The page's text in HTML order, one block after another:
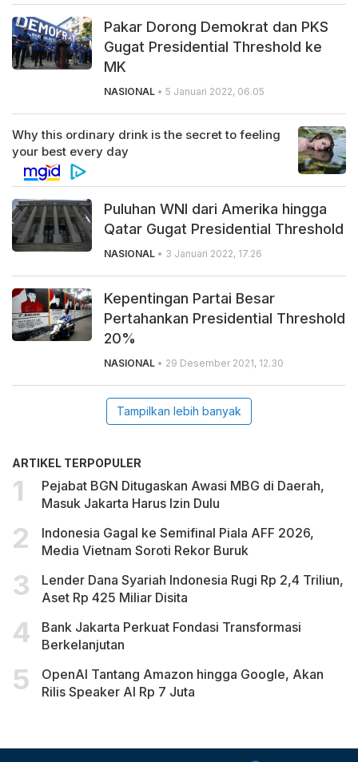
Pakar Dorong Demokrat dan PKS
Gugat Presidential Threshold ke
MK
NASIONAL • 5 Januari 2022, 06.05
Puluhan WNI dari Amerika hingga
Qatar Gugat Presidential Threshold
NASIONAL • 3 Januari 2022, 17.26
Kepentingan Partai Besar
Pertahankan Presidential Threshold
20%
NASIONAL • 29 Desember 2021, 12.30
Tampilkan lebih banyak
ARTIKEL TERPOPULER
Pejabat BGN Ditugaskan Awasi MBG di Daerah,
Masuk Jakarta Harus Izin Dulu
Indonesia Gagal ke Semifinal Piala AFF 2026,
Media Vietnam Soroti Rekor Buruk
Lender Dana Syariah Indonesia Rugi Rp 2,4 Triliun,
Aset Rp 425 Miliar Disita
Bank Jakarta Perkuat Fondasi Transformasi
Berkelanjutan
OpenAI Tantang Amazon hingga Google, Akan
Rilis Speaker AI Rp 7 Juta